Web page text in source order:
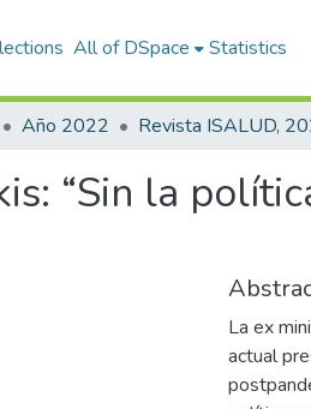
All of DSpace Statistics
Año 2022
“Sin la
La ex
actual